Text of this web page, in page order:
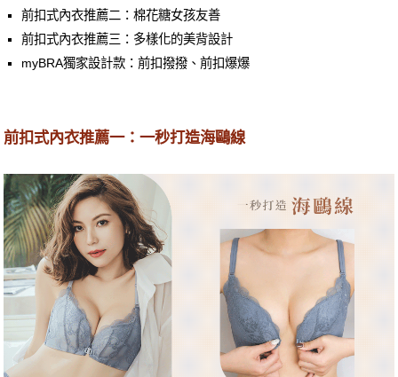
前扣式內衣推薦二：棉花糖女孩友善
前扣式內衣推薦三：多樣化的美背設計
myBRA獨家設計款：前扣撥撥、前扣爆爆
前扣式內衣推薦一：一秒打造海鷗線